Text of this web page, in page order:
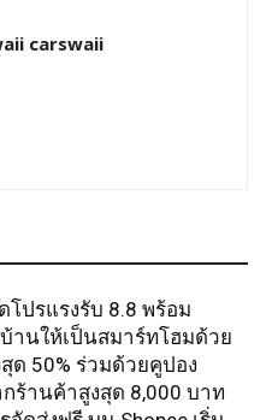
carswaii
โปรแรงรับ 8.8 พร้อม
านให้เป็นสมาร์ทโฮมด้วย
ด 50% ร่วมด้วยคูปอง
ร้านค้าสูงสุด 8,000 บาท